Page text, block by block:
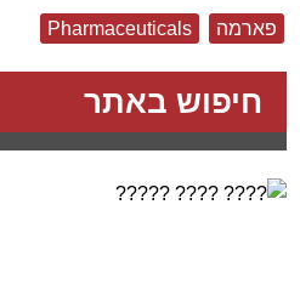
פארמה Pharmaceuticals
חיפוש באתר